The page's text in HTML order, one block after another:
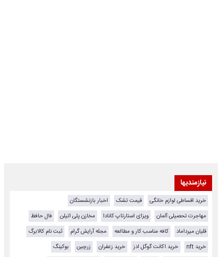
نیازمندیها
خرید اقساطی لوازم خانگی قیمت تشک
اخبار بازنشستگان
مهاجرت تحصیلی آلمان
ویزای استارتاپ کانادا مخازن پلی اتیلن
فال حافظ
قلیان میرداماد
کافه مناسب کار و مطالعه مجله آرایش گرام
ثبت نام کالابرگ
خرید nft
خرید اکانت گوگل ادز خرید زعفران زرچین
بوکینگ